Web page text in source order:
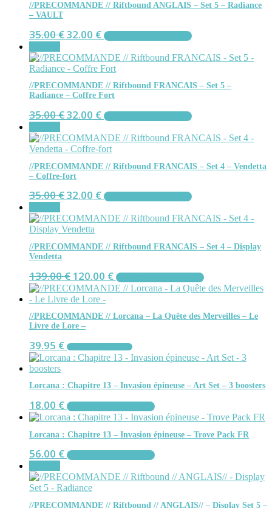
//PRECOMMANDE // Riftbound ANGLAIS – Set 5 – Radiance
– VAULT
35.00€ Le
prix
était :
35.00 €.
32.00 €Le
prix
est :
32.00 €.
//PRECOMMANDE // Riftbound FRANCAIS – Set 5 –
Radiance – Coffre Fort
35.00€ Le
prix
était :
35.00 €.
32.00 €Le
prix
est :
32.00 €.
//PRECOMMANDE // Riftbound FRANCAIS – Set 4 – Vendetta
– Coffre-fort
35.00€ Le
prix
était :
35.00 €.
32.00 €Le
prix
est :
//PRECOMMANDE // Riftbound FRANCAIS – Set 4 – Display
Vendetta
139.00€ Le
prix
initial
était :
139.00 €.
120.00 €Le
prix
actuel
120.00 €.
//PRECOMMANDE // Lorcana – La Quête des Merveilles – Le
Livre de Lore –
39.95 €
Lorcana : Chapitre 13 – Invasion épineuse – Art Set – 3 boosters
18.00 €
Lorcana : Chapitre 13 – Invasion épineuse – Trove Pack FR
56.00 €
//PRECOMMANDE // Riftbound // ANGLAIS// – Display Set 5 –